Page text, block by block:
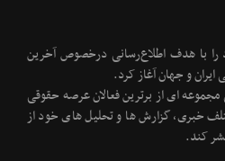
با هدف اطلاع‌رسانی درخصوص آخرین
و جهان آغاز کرد.
ای از برترین فعالان عرصه حقوقی
خبری، گزارش ها و تحلیل های خود از
کند.